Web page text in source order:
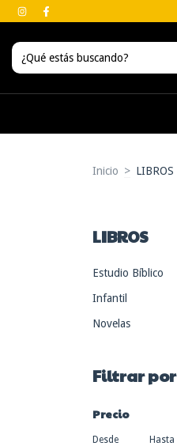
Inicio > LIBROS
LIBROS
Estudio Bíblico
Infantil
Novelas
Filtrar por
Precio
Desde Hasta